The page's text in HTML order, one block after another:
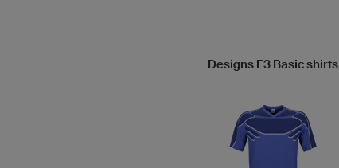
Designs F3 Basic shirts